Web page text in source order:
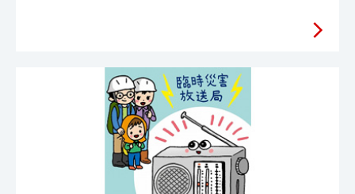
arrow_forward_ios